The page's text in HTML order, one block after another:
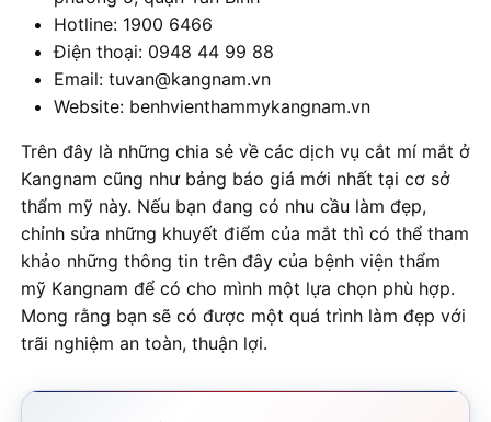
Hotline: 1900 6466
Điện thoại: 0948 44 99 88
Email: tuvan@kangnam.vn
Website: benhvienthammykangnam.vn
Trên đây là những chia sẻ về các dịch vụ cắt mí mắt ở
Kangnam cũng như bảng báo giá mới nhất tại cơ sở
thẩm mỹ này. Nếu bạn đang có nhu cầu làm đẹp,
chỉnh sửa những khuyết điểm của mắt thì có thể tham
khảo những thông tin trên đây của bệnh viện thẩm
mỹ Kangnam để có cho mình một lựa chọn phù hợp.
Mong rằng bạn sẽ có được một quá trình làm đẹp với
trãi nghiệm an toàn, thuận lợi.